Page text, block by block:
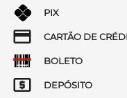
PIX
CARTÃO DE
BOLETO
DEPÓSITO